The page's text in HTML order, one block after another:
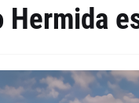
Hermida